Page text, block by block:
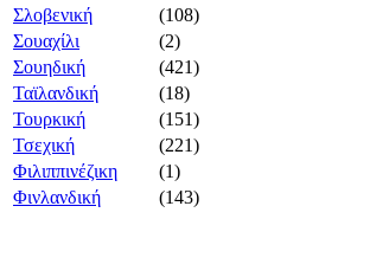
Σλοβενική
(108)
Σουαχίλι
(2)
Σουηδική
(421)
Ταϊλανδική
(18)
Τουρκική
(151)
Τσεχική
(221)
Φιλιππινέζικη
(1)
Φινλανδική
(143)